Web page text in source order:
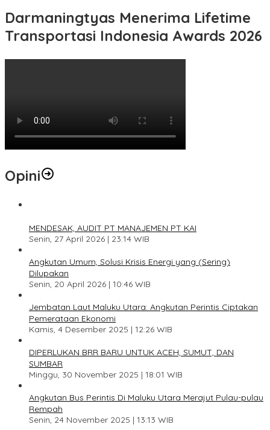
Darmaningtyas Menerima Lifetime
Transportasi Indonesia Awards 2026
Opini
MENDESAK, AUDIT PT MANAJEMEN PT KAI
Senin, 27 April 2026 | 23:14 WIB
Angkutan Umum, Solusi Krisis Energi yang (Sering)
Dilupakan
Senin, 20 April 2026 | 10:46 WIB
Jembatan Laut Maluku Utara: Angkutan Perintis Ciptakan
Pemerataan Ekonomi
Kamis, 4 Desember 2025 | 12:26 WIB
DIPERLUKAN BRR BARU UNTUK ACEH, SUMUT, DAN
SUMBAR
Minggu, 30 November 2025 | 18:01 WIB
Angkutan Bus Perintis Di Maluku Utara Merajut Pulau-pulau
Rempah
Senin, 24 November 2025 | 13:13 WIB